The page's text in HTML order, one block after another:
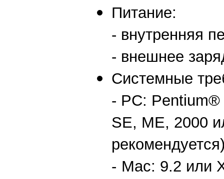
Питание:
- внутренняя
- внешнее
Системные
- PC:
SE, ME, 2000
- Mac: 9.2 или